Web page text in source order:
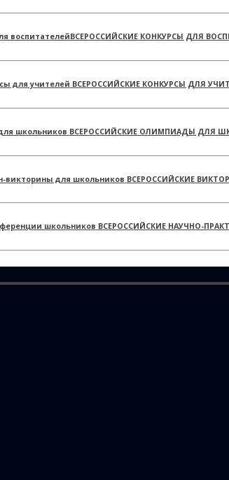
ВСЕРОССИЙСКИЕ КОНКУРСЫ ДЛЯ
ВСЕРОССИЙСКИЕ КОНКУРСЫ ДЛЯ
ВСЕРОССИЙСКИЕ ОЛИМПИАДЫ ДЛЯ
ВСЕРОССИЙСКИЕ
ВСЕРОССИЙСКИЕ НАУЧНО-